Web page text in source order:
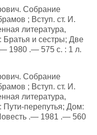
Собрание
; Вступ. ст. И.
литература,
Братья и сестры; Две
1980 .— 575 с. : 1 л.
Собрание
; Вступ. ст. И.
литература,
Пути-перепутья; Дом:
.— 1981 .— 560